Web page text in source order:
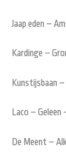
Jaap eden –
Kardinge –
Kunstijsbaan
Laco – Geleen
De Meent –